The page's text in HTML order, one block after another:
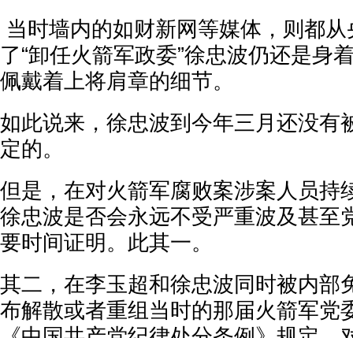
当时墙内的如财新网等媒体，则都
了“卸任火箭军政委”徐忠波仍还是身
佩戴着上将肩章的细节。
如此说来，徐忠波到今年三月还没有
定的。
但是，在对火箭军腐败案涉案人员持
徐忠波是否会永远不受严重波及甚至
要时间证明。此其一。
其二，在李玉超和徐忠波同时被内部
布解散或者重组当时的那届火箭军党